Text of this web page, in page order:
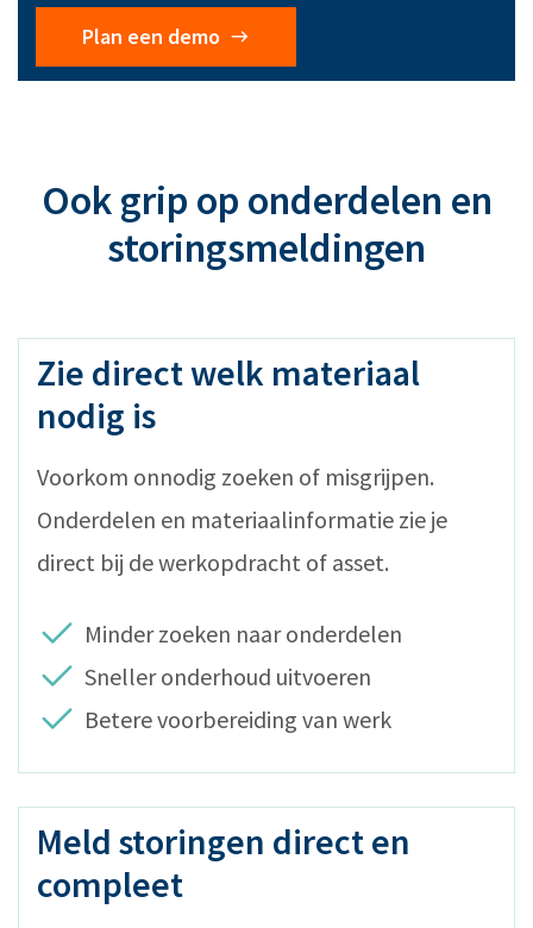
Plan een demo
Ook grip op onderdelen en
storingsmeldingen
Zie direct welk materiaal
nodig is
Voorkom onnodig zoeken of misgrijpen.
Onderdelen en materiaalinformatie zie je
direct bij de werkopdracht of asset.
Minder zoeken naar onderdelen
Sneller onderhoud uitvoeren
Betere voorbereiding van werk
Meld storingen direct en
compleet